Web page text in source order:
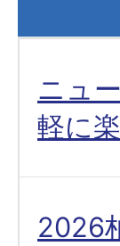
ニュ
軽に
2026